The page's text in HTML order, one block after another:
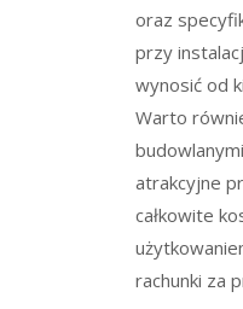
oraz
przy
wynosić od
Warto
atrakcyjne
całkowite
rachunki za